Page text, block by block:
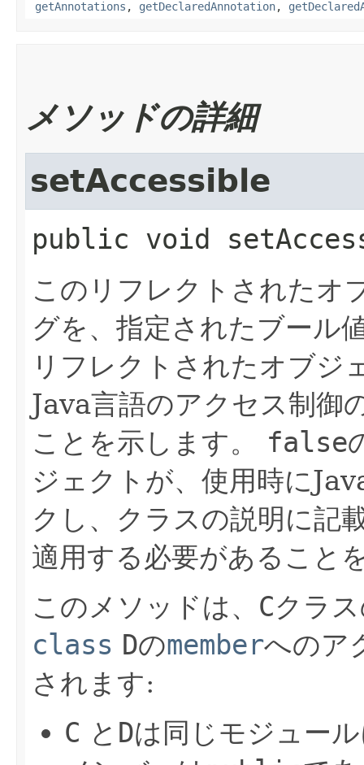
getAnnotations , getDeclaredAnnotation,
メソッドの詳細
setAccessible
public void
このリフレクトされたオ
グを、指定されたブール
リフレクトされたオブジ
Java言語のアクセス制御
ことを示します。
false
ジェクトが、使用時に
クし、クラスの説明に記
適用する必要があること
このメソッドは、 Cクラ
class Dのmemberへのア
されます:
C と Dは同じモジュー